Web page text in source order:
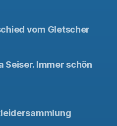
vom Gletscher
Seiser. Immer schön